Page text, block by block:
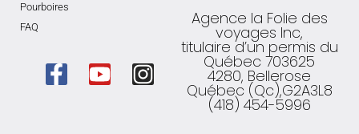
Pourboires
FAQ
Agence la Folie des
voyages Inc,
titulaire d’un permis du
Québec 703625
4280, Bellerose
Québec (Qc),G2A3L8
(418) 454-5996